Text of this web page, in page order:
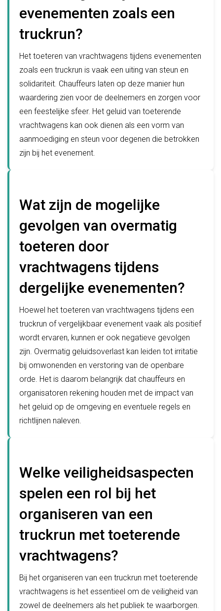
evenementen zoals een
truckrun?
Het toeteren van vrachtwagens tijdens evenementen
zoals een truckrun is vaak een uiting van steun en
solidariteit. Chauffeurs laten op deze manier hun
waardering zien voor de deelnemers en zorgen voor
een feestelijke sfeer. Het geluid van toeterende
vrachtwagens kan ook dienen als een vorm van
aanmoediging en steun voor degenen die betrokken
zijn bij het evenement.
Wat zijn de mogelijke
gevolgen van overmatig
toeteren door
vrachtwagens tijdens
dergelijke evenementen?
Hoewel het toeteren van vrachtwagens tijdens een
truckrun of vergelijkbaar evenement vaak als positief
wordt ervaren, kunnen er ook negatieve gevolgen
zijn. Overmatig geluidsoverlast kan leiden tot irritatie
bij omwonenden en verstoring van de openbare
orde. Het is daarom belangrijk dat chauffeurs en
organisatoren rekening houden met de impact van
het geluid op de omgeving en eventuele regels en
richtlijnen naleven.
Welke veiligheidsaspecten
spelen een rol bij het
organiseren van een
truckrun met toeterende
vrachtwagens?
Bij het organiseren van een truckrun met toeterende
vrachtwagens is het essentieel om de veiligheid van
zowel de deelnemers als het publiek te waarborgen.